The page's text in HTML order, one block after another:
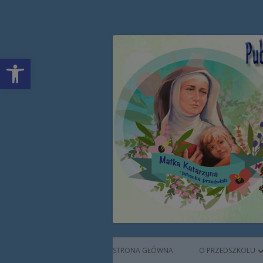
Open toolbar
Publiczne
Augustianek
Menu
STRONA GŁÓWNA O PRZEDSZKOLU